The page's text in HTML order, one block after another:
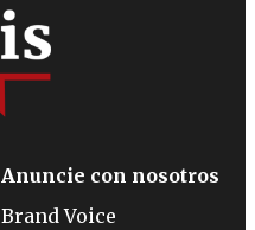
Anuncie con nosotros
Brand Voice